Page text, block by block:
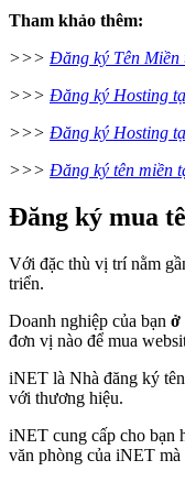
Tham khảo thêm:
>>> Đăng ký Tên
>>> Đăng ký Hosting
>>> Đăng ký Hosting
>>> Đăng ký tên miền
Đăng ký mua
Với đặc thù vị trí nằm
triển.
Doanh nghiệp của bạn ở
đơn vị nào để mua
iNET là Nhà đăng ký
với thương hiệu.
iNET cung cấp cho bạn
văn phòng của iNET mà